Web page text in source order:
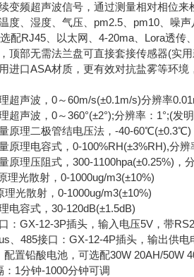
频超声波信号，通过测量相对相位来
、湿度、气压、pm2.5、pm10、噪声
RJ45、以太网、4-20ma、Lora透传
部无需法兰盘可直接套接传感器(实用
口ASA材质，更有效对抗盐雾等环境
声波，0～60m/s(±0.1m/s)分辨率
声波，0～360°(±2°);分辨率：1°;(发明
理二极管结电压法，-40-60℃(±0.3℃)
理电容式，0-100%RH(±3%RH),分辨
理压阻式，300-1100hpa(±0.25%)，
光散射，0-1000ug/m3(±10%)
光散射，0-1000ug/m3(±10%)
容式，30-120dB(±1.5dB)
GX-12-3P插头，输入电压5V，带
485接口：GX-12-4P插头，输出供电
铅酸电池，可选配30W 20AH/50W
1分钟-1000分钟可调